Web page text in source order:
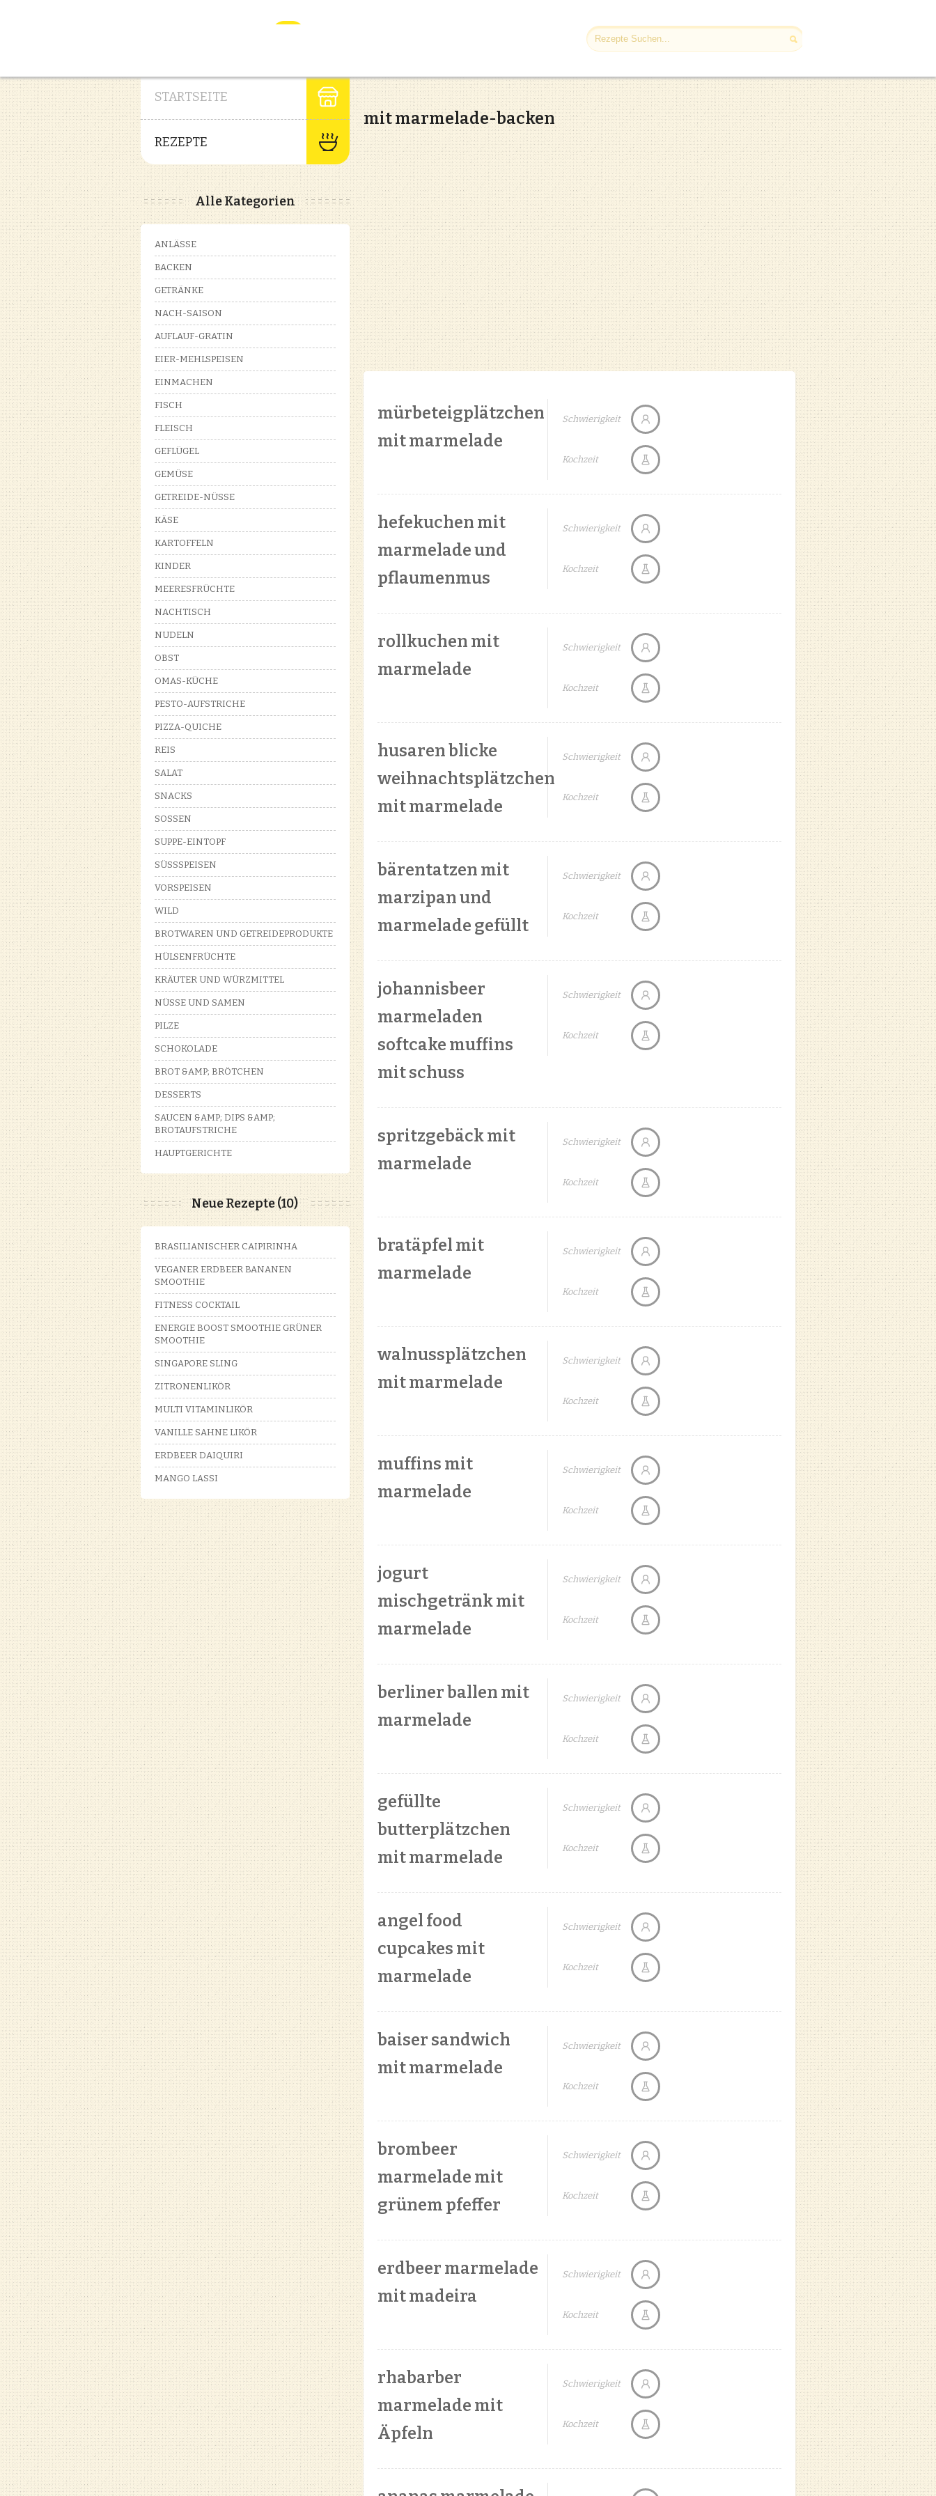
STARTSEITE
REZEPTE
mit marmelade-backen
mürbeteigplätzchen
mit marmelade
Schwierigkeit
Kochzeit
hefekuchen mit
marmelade und
pflaumenmus
Schwierigkeit
Kochzeit
rollkuchen mit
marmelade
Schwierigkeit
Kochzeit
husaren blicke
weihnachtsplätzchen
mit marmelade
Schwierigkeit
Kochzeit
bärentatzen mit
marzipan und
marmelade gefüllt
Schwierigkeit
Kochzeit
johannisbeer
marmeladen
softcake muffins
mit schuss
Schwierigkeit
Kochzeit
spritzgebäck mit
marmelade
Schwierigkeit
Kochzeit
bratäpfel mit
marmelade
Schwierigkeit
Kochzeit
walnussplätzchen
mit marmelade
Schwierigkeit
Kochzeit
muffins mit
marmelade
Schwierigkeit
Kochzeit
jogurt
mischgetränk mit
marmelade
Schwierigkeit
Kochzeit
berliner ballen mit
marmelade
Schwierigkeit
Kochzeit
gefüllte
butterplätzchen
mit marmelade
Schwierigkeit
Kochzeit
angel food
cupcakes mit
marmelade
Schwierigkeit
Kochzeit
baiser sandwich
mit marmelade
Schwierigkeit
Kochzeit
brombeer
marmelade mit
grünem pfeffer
Schwierigkeit
Kochzeit
erdbeer marmelade
mit madeira
Schwierigkeit
Kochzeit
rhabarber
marmelade mit
Äpfeln
Schwierigkeit
Kochzeit
Alle Kategorien
ANLÄSSE
BACKEN
GETRÄNKE
NACH-SAISON
AUFLAUF-GRATIN
EIER-MEHLSPEISEN
EINMACHEN
FISCH
FLEISCH
GEFLÜGEL
GEMÜSE
GETREIDE-NÜSSE
KÄSE
KARTOFFELN
KINDER
MEERESFRÜCHTE
NACHTISCH
NUDELN
OBST
OMAS-KÜCHE
PESTO-AUFSTRICHE
PIZZA-QUICHE
REIS
SALAT
SNACKS
SOSSEN
SUPPE-EINTOPF
SÜSSSPEISEN
VORSPEISEN
WILD
BROTWAREN UND GETREIDEPRODUKTE
HÜLSENFRÜCHTE
KRÄUTER UND WÜRZMITTEL
NÜSSE UND SAMEN
PILZE
SCHOKOLADE
BROT &AMP; BRÖTCHEN
DESSERTS
SAUCEN &AMP; DIPS &AMP;
BROTAUFSTRICHE
HAUPTGERICHTE
Neue Rezepte (10)
BRASILIANISCHER CAIPIRINHA
VEGANER ERDBEER BANANEN
SMOOTHIE
FITNESS COCKTAIL
ENERGIE BOOST SMOOTHIE GRÜNER
SMOOTHIE
SINGAPORE SLING
ZITRONENLIKÖR
MULTI VITAMINLIKÖR
VANILLE SAHNE LIKÖR
ERDBEER DAIQUIRI
MANGO LASSI